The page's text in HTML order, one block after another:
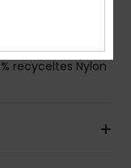
recyceltes Nylon